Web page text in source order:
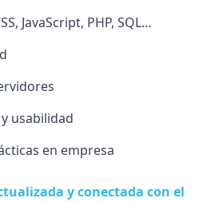
JavaScript, PHP, SQL…
usabilidad
en empresa
y conectada con el